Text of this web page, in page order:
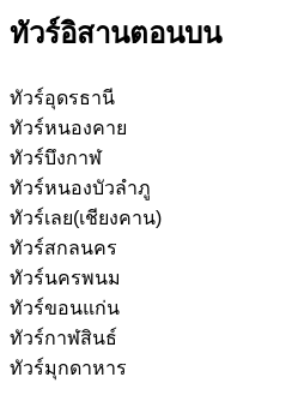
ทัวร์อิสานตอนบน
ทัวร์อุดรธานี
ทัวร์หนองคาย
ทัวร์บึงกาฬ
ทัวร์หนองบัวลำภู
ทัวร์เลย(เชียงคาน)
ทัวร์สกลนคร
ทัวร์นครพนม
ทัวร์ขอนแก่น
ทัวร์กาฬสินธ์
ทัวร์มุกดาหาร